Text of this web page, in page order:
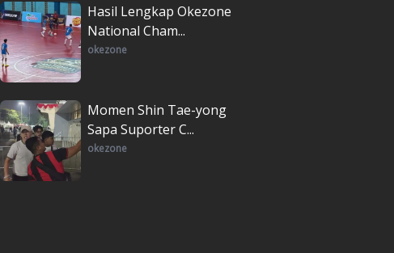
Hasil Lengkap Okezone
National Cham...
okezone
Momen Shin Tae-yong
Sapa Suporter C...
okezone